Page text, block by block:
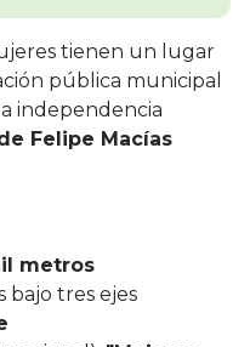
tienen un lugar
pública municipal
independencia
Felipe Macías
metros
bajo tres ejes